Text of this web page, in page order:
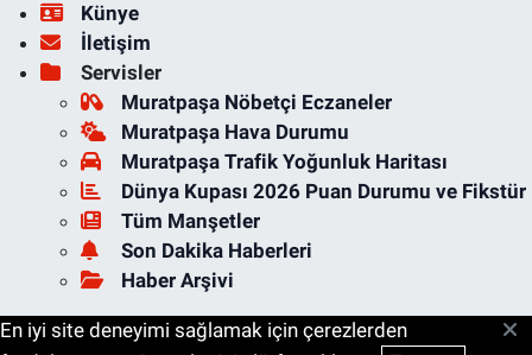
Künye
İletişim
Servisler
Muratpaşa Nöbetçi Eczaneler
Muratpaşa Hava Durumu
Muratpaşa Trafik Yoğunluk Haritası
Dünya Kupası 2026 Puan Durumu ve Fikstür
Tüm Manşetler
Son Dakika Haberleri
Haber Arşivi
En iyi site deneyimi sağlamak için çerezlerden